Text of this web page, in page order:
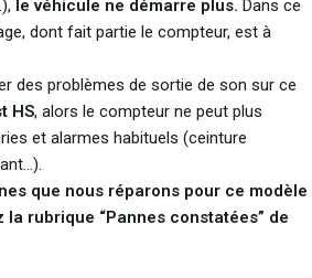
le véhicule ne démarre plus. Dans ce
dont fait partie le compteur, est à
des problèmes de sortie de son sur ce
HS, alors le compteur ne peut plus
et alarmes habituels (ceinture
que nous réparons pour ce modèle
rubrique “Pannes constatées” de